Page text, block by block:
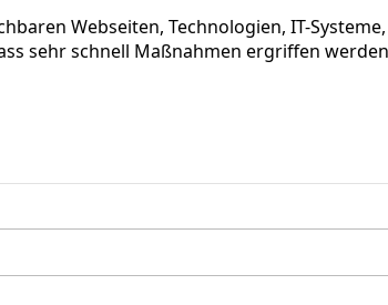
Webseiten, Technologien, IT-
sehr schnell Maßnahmen ergriffen